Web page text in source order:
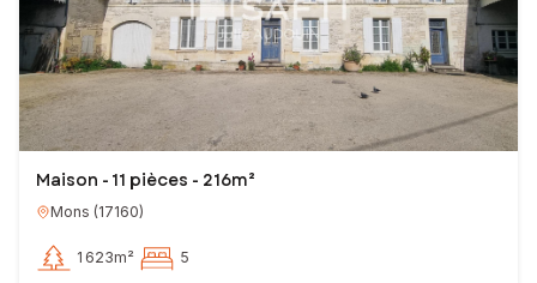
Maison - 11 pièces - 216m²
Mons (17160)
1 623m² 5